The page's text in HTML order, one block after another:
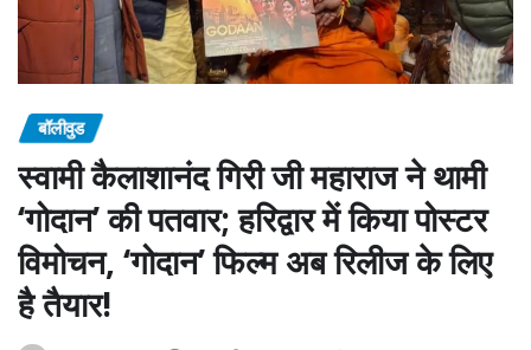
बॉलीवुड
स्वामी कैलाशानंद गिरी जी महाराज ने थामी
‘गोदान’ की पतवार; हरिद्वार में किया पोस्टर
विमोचन, ‘गोदान’ फिल्म अब रिलीज के लिए
है तैयार!